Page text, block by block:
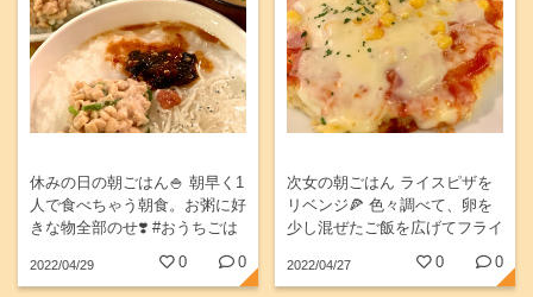
休みの日の朝ごはん🍚 朝早く1
人で食べちゃう朝食。お粥に好
きな物全部のせ❣️ #おうちごは
ん #あさごはん #おかゆ #コー
プ #ひきわり納豆 #牛窓ちりめ
2022/04/29 0 0
次女の朝ごはん ライスピザを
リベンジ🍕 色々調べて、卵を
少し混ぜたご飯を広げてフライ
パンで両面焼いて作りました
モスのライスバーガーみたいに
2022/04/27 0 0